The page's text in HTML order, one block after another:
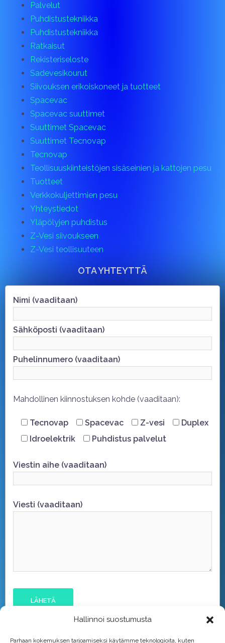
Hallinnoi suostumusta
Parhaan kokemuksen tarjoamiseksi käytämme teknologioita, kuten
Palvelut
Puhdistustekniikka
Puhdistustekniikka
Ratkaisut
Rekisteriseloste
Sadevesikourut
Siivouksen erikoiskoneet ja tuotteet
Spacevac
Spacevac suuttimet
Suuttimet Spacevac
Suuttimet Tecnovap
Tecnovap
Teollisuuskiinteistöjen sisäseinien ja kattojen pesu
Tuotteet
Verkkokuljettimien pesu
Yhteystiedot
Yläpölyjen puhdistus
Z-Vesi siivoukseen
Z-Vesi teollisuuteen
OTA YHTEYTTÄ
Nimi (vaaditaan)
Sähköposti (vaaditaan)
Puhelinnumero (vaaditaan)
Mahdollinen kiinnostuksen kohde (vaaditaan):
Tecnovap Spacevac Z-vesi
Duplex
Idroelektrik
Puhdistus palvelut
Viestin aihe (vaaditaan)
Viesti (vaaditaan)